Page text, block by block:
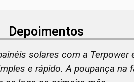
Depoimentos
Terpower transformou o
uniforme, silencioso e muito